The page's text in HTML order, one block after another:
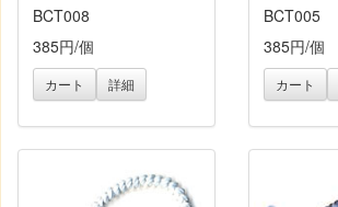
BCT008
385円/個
カート 詳細
BCT005
385円/個
カート